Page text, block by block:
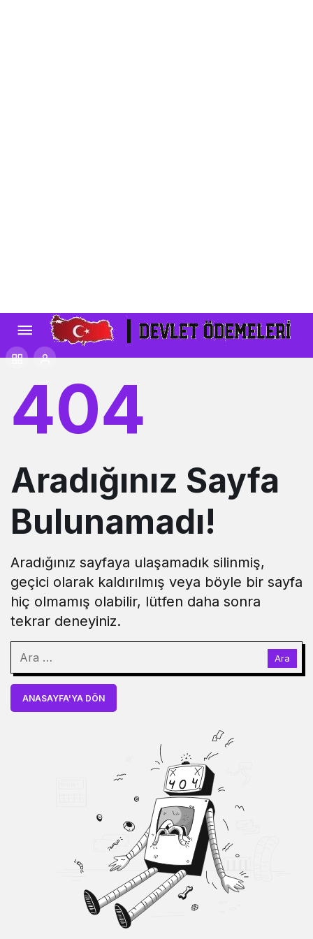
404
Aradığınız Sayfa
Bulunamadı!
Aradığınız sayfaya ulaşamadık silinmiş,
geçici olarak kaldırılmış veya böyle bir sayfa
hiç olmamış olabilir, lütfen daha sonra
tekrar deneyiniz.
ANASAYFA'YA DÖN